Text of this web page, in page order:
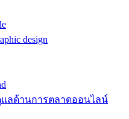
design
ลด้านการตลาดออนไลน์